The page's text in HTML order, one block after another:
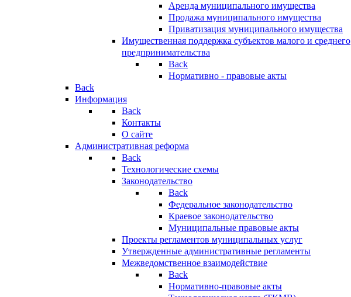
Аренда муниципального имущества
Продажа муниципального имущества
Приватизация муниципального имущества
Имущественная поддержка субъектов малого и среднего
предпринимательства
Back
Нормативно - правовые акты
Back
Информация
Back
Контакты
О сайте
Административная реформа
Back
Технологические схемы
Законодательство
Back
Федеральное законодательство
Краевое законодательство
Муниципальные правовые акты
Проекты регламентов муниципальных услуг
Утвержденные административные регламенты
Межведомственное взаимодействие
Back
Нормативно-правовые акты